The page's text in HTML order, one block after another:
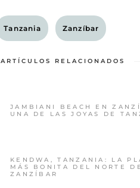
Tanzania Zanzíbar
ARTÍCULOS RELACIONADOS
JAMBIANI BEACH EN
UNA DE LAS JOYAS DE
KENDWA, TANZANIA: LA
MÁS BONITA DEL NORTE DE
ZANZÍBAR